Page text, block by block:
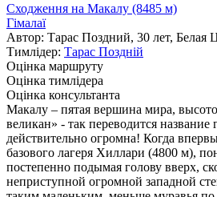
Сходження на Макалу (8485 м)
Гімалаї
Автор: Тарас Поздний, 30 лет, Белая
Тимлідер: Тарас Позднiй
Оцінка маршруту
Оцінка тимлідера
Оцінка консультанта
​Макалу – пятая вершина мира,
великан» - так переводится название
действительно огромна! Когда
базового лагеря Хиллари (4800 м),
постепенно подымая голову вверх,
неприступной огромной западной